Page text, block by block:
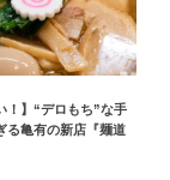
！】“デロもち”な手
る亀有の新店『麺道